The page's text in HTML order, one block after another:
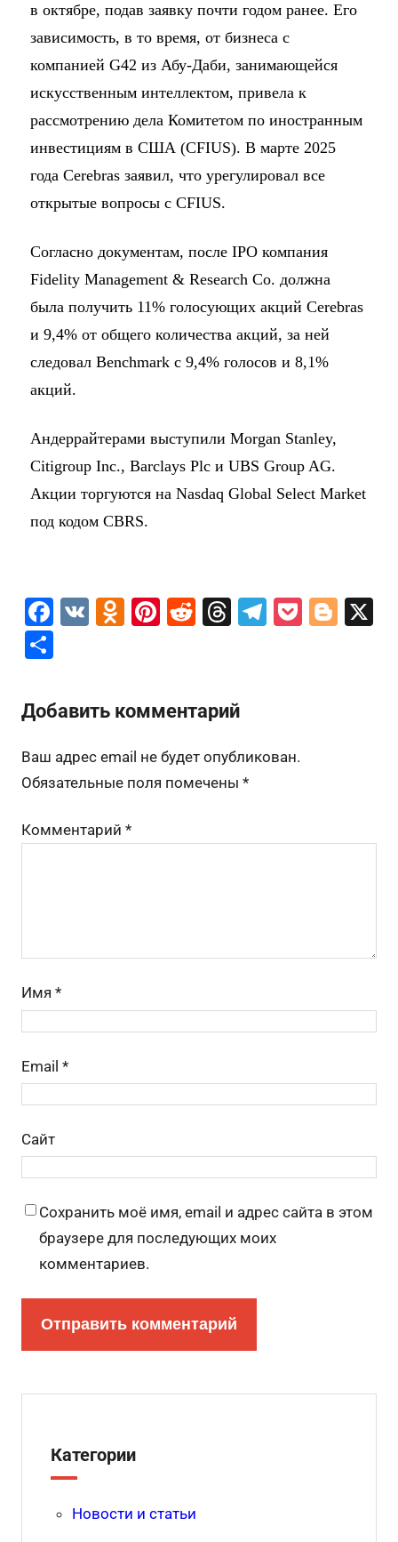
в октябре, подав заявку почти годом ранее. Его
зависимость, в то время, от бизнеса с
компанией G42 из Абу-Даби, занимающейся
искусственным интеллектом, привела к
рассмотрению дела Комитетом по иностранным
инвестициям в США (CFIUS). В марте 2025
года Cerebras заявил, что урегулировал все
открытые вопросы с CFIUS.
Согласно документам, после IPO компания
Fidelity Management & Research Co. должна
была получить 11% голосующих акций Cerebras
и 9,4% от общего количества акций, за ней
следовал Benchmark с 9,4% голосов и 8,1%
акций.
Андеррайтерами выступили Morgan Stanley,
Citigroup Inc., Barclays Plc и UBS Group AG.
Акции торгуются на Nasdaq Global Select Market
под кодом CBRS.
F
a
c
e
b
o
o
V
O
kl
a
s
ni
Pi
st
R
t
T
a
d
s
T
m
P
Bl
п
а
в
ть
Добавить комментарий
Ваш адрес email не будет опубликован.
Обязательные поля помечены *
Комментарий *
Имя *
Email *
Сайт
Сохранить моё имя, email и адрес сайта в этом
браузере для последующих моих
комментариев.
Категории
Новости и статьи